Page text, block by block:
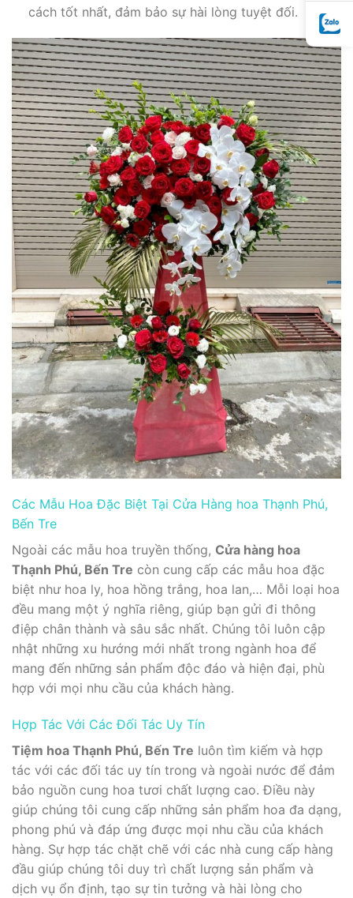
cách tốt nhất, đảm bảo sự hài lòng tuyệt đối.
Các Mẫu Hoa Đặc Biệt Tại Cửa Hàng hoa Thạnh Phú,
Bến Tre
Ngoài các mẫu hoa truyền thống, Cửa hàng hoa
Thạnh Phú, Bến Tre còn cung cấp các mẫu hoa đặc
biệt như hoa ly, hoa hồng trắng, hoa lan,… Mỗi loại hoa
đều mang một ý nghĩa riêng, giúp bạn gửi đi thông
điệp chân thành và sâu sắc nhất. Chúng tôi luôn cập
nhật những xu hướng mới nhất trong ngành hoa để
mang đến những sản phẩm độc đáo và hiện đại, phù
hợp với mọi nhu cầu của khách hàng.
Hợp Tác Với Các Đối Tác Uy Tín
Tiệm hoa Thạnh Phú, Bến Tre luôn tìm kiếm và hợp
tác với các đối tác uy tín trong và ngoài nước để đảm
bảo nguồn cung hoa tươi chất lượng cao. Điều này
giúp chúng tôi cung cấp những sản phẩm hoa đa dạng,
phong phú và đáp ứng được mọi nhu cầu của khách
hàng. Sự hợp tác chặt chẽ với các nhà cung cấp hàng
đầu giúp chúng tôi duy trì chất lượng sản phẩm và
dịch vụ ổn định, tạo sự tin tưởng và hài lòng cho